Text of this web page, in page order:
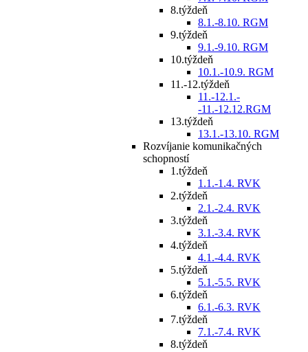
8.týždeň
8.1.-8.10. RGM
9.týždeň
9.1.-9.10. RGM
10.týždeň
10.1.-10.9. RGM
11.-12.týždeň
11.-12.1.-
-11.-12.12.RGM
13.týždeň
13.1.-13.10. RGM
Rozvíjanie komunikačných
schopností
1.týždeň
1.1.-1.4. RVK
2.týždeň
2.1.-2.4. RVK
3.týždeň
3.1.-3.4. RVK
4.týždeň
4.1.-4.4. RVK
5.týždeň
5.1.-5.5. RVK
6.týždeň
6.1.-6.3. RVK
7.týždeň
7.1.-7.4. RVK
8.týždeň